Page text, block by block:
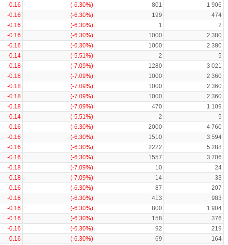
-0.16 (-6.30%) 801
1 906
-0.16 (-6.30%) 199
474
-0.16 (-6.30%) 1
2
-0.16 (-6.30%) 1000
2 380
-0.16 (-6.30%) 1000
2 380
-0.14 (-5.51%) 2
5
-0.18 (-7.09%) 1280
3 021
-0.18 (-7.09%) 1000
2 360
-0.18 (-7.09%) 1000
2 360
-0.18 (-7.09%) 1000
2 360
-0.18 (-7.09%) 470
1 109
-0.14 (-5.51%) 2
5
-0.16 (-6.30%) 2000
4 760
-0.16 (-6.30%) 1510
3 594
-0.16 (-6.30%) 2222
5 288
-0.16 (-6.30%) 1557
3 706
-0.18 (-7.09%) 10
24
-0.18 (-7.09%) 14
33
-0.16 (-6.30%) 87
207
-0.16 (-6.30%) 413
983
-0.16 (-6.30%) 800
1 904
-0.16 (-6.30%) 158
376
-0.16 (-6.30%) 92
219
-0.16 (-6.30%) 69
164